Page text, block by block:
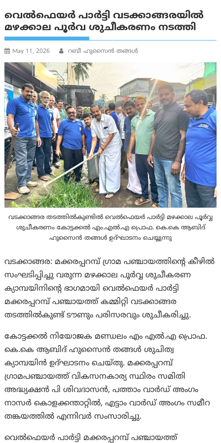
വെൽഫെയർ പാർട്ടി വടക്കാങ്ങരയിൽ
മഴക്കാല പൂർവ ശുചീകരണം നടത്തി
May 11, 2026 റബീ ഹുസൈന്‍ തങ്ങള്‍
വടക്കാങ്ങര തടത്തിൽകുണ്ടിൽ വെൽഫെയർ പാർട്ടി മഴക്കാല പൂർവ്വ
ശുചീകരണം കോട്ടക്കൽ എം.എൽ.എ പ്രൊഫ. കെ.കെ ആബിദ്
ഹുസൈൻ തങ്ങൾ ഉദ്ഘാടനം ചെയ്യുന്നു
വടക്കാങ്ങര: മക്കരപ്പറമ്പ് ഗ്രാമ പഞ്ചായത്തിന്റെ കീഴിൽ
സംഘടിപ്പിച്ചു വരുന്ന മഴക്കാല പൂർവ്വ ശുചീകരണ
ക്യാമ്പയിനിന്റെ ഭാഗമായി വെൽഫെയർ പാർട്ടി
മക്കരപ്പറമ്പ് പഞ്ചായത്ത് കമ്മിറ്റി വടക്കാങ്ങര
തടത്തിൽകുണ്ട് ടൗണും പരിസരവും ശുചീകരിച്ചു.
കോട്ടക്കൽ നിയോജക മണ്ഡലം എം എൽ.എ പ്രൊഫ.
കെ.കെ ആബിദ് ഹുസൈൻ തങ്ങൾ ശുചിത്വ
ക്യാമ്പയിൻ ഉദ്ഘാടനം ചെയ്തു. മക്കരപ്പറമ്പ്
ഗ്രാമപഞ്ചായത്ത് വികസനകാര്യ സ്ഥിരം സമിതി
അദ്ധ്യക്ഷൻ പി ശിവദാസൻ, പത്താം വാർഡ് അംഗം
നാസർ കൊളക്കന്താറ്റിൽ, എട്ടാം വാർഡ് അംഗം സമീറ
തങ്കയത്തിൽ എന്നിവർ സംസാരിച്ചു.
വെൽഫെയർ പാർട്ടി മക്കരപ്പറമ്പ് പഞ്ചായത്ത്